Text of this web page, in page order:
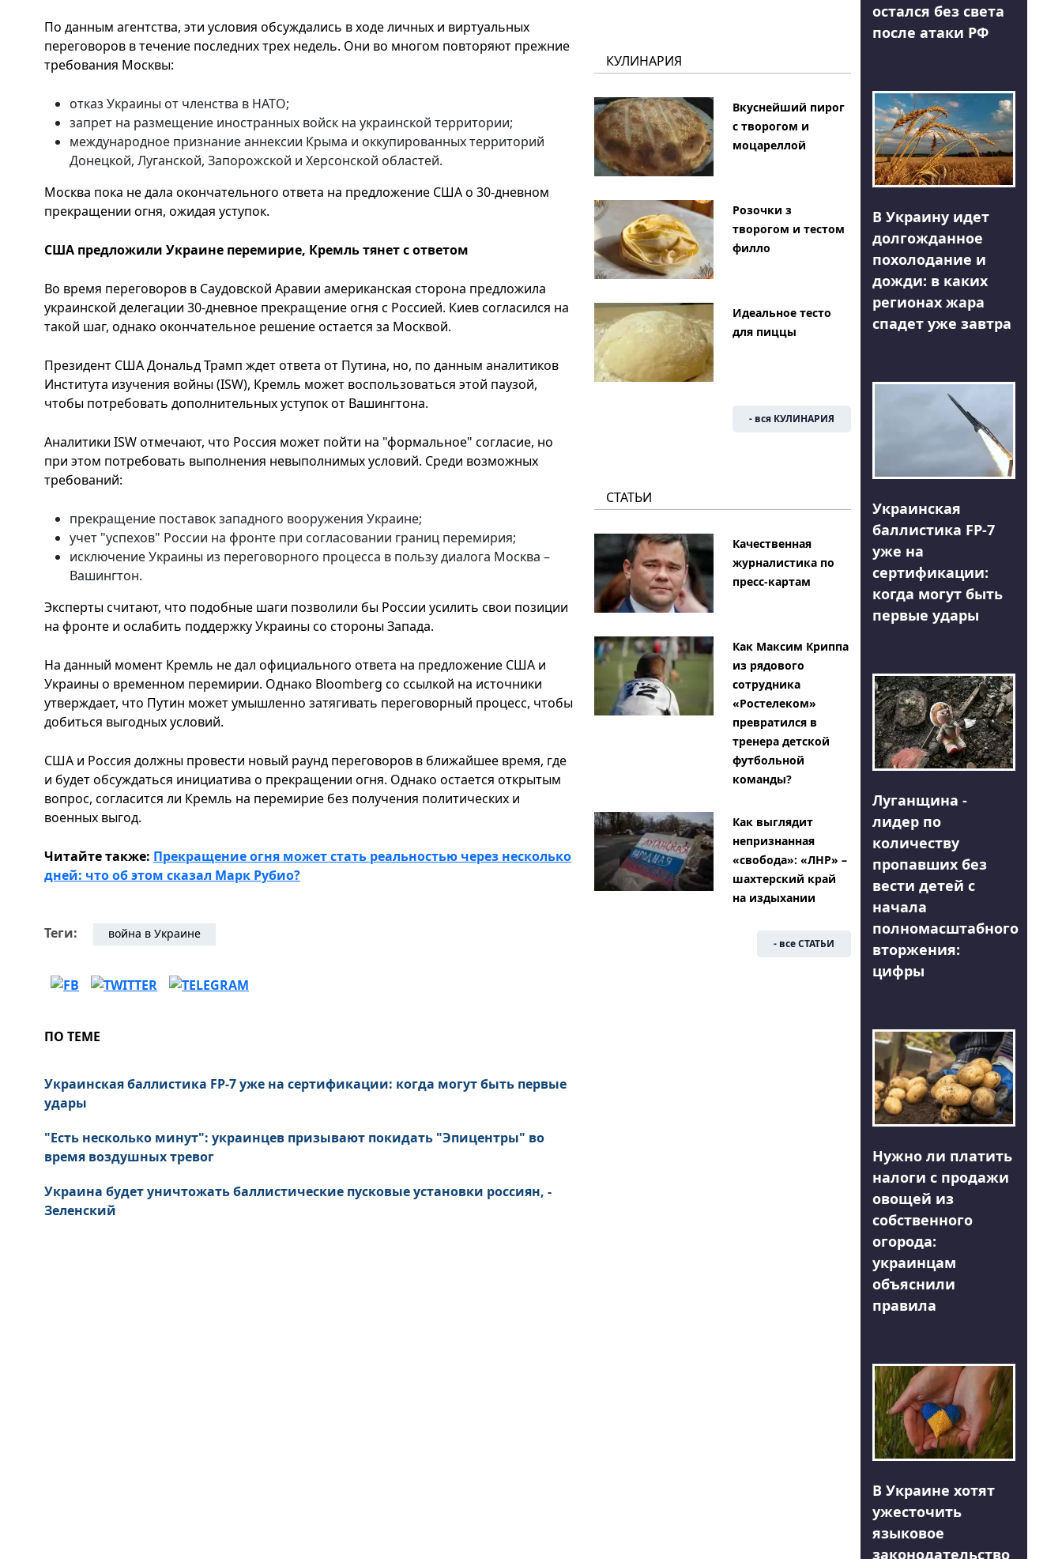
По данным агентства, эти условия обсуждались в ходе личных и виртуальных
переговоров в течение последних трех недель. Они во многом повторяют прежние
требования Москвы:
отказ Украины от членства в НАТО;
запрет на размещение иностранных войск на украинской территории;
международное признание аннексии Крыма и оккупированных территорий
Донецкой, Луганской, Запорожской и Херсонской областей.
Москва пока не дала окончательного ответа на предложение США о 30-дневном
прекращении огня, ожидая уступок.
США предложили Украине перемирие, Кремль тянет с ответом
Во время переговоров в Саудовской Аравии американская сторона предложила
украинской делегации 30-дневное прекращение огня с Россией. Киев согласился на
такой шаг, однако окончательное решение остается за Москвой.
Президент США Дональд Трамп ждет ответа от Путина, но, по данным аналитиков
Института изучения войны (ISW), Кремль может воспользоваться этой паузой,
чтобы потребовать дополнительных уступок от Вашингтона.
Аналитики ISW отмечают, что Россия может пойти на "формальное" согласие, но
при этом потребовать выполнения невыполнимых условий. Среди возможных
требований:
прекращение поставок западного вооружения Украине;
учет "успехов" России на фронте при согласовании границ перемирия;
исключение Украины из переговорного процесса в пользу диалога Москва –
Вашингтон.
Эксперты считают, что подобные шаги позволили бы России усилить свои позиции
на фронте и ослабить поддержку Украины со стороны Запада.
На данный момент Кремль не дал официального ответа на предложение США и
Украины о временном перемирии. Однако Bloomberg со ссылкой на источники
утверждает, что Путин может умышленно затягивать переговорный процесс, чтобы
добиться выгодных условий.
США и Россия должны провести новый раунд переговоров в ближайшее время, где
и будет обсуждаться инициатива о прекращении огня. Однако остается открытым
вопрос, согласится ли Кремль на перемирие без получения политических и
военных выгод.
Читайте также: Прекращение огня может стать реальностью через несколько
дней: что об этом сказал Марк Рубио?
Теги: война в Украине
ПО ТЕМЕ
Украинская баллистика FP-7 уже на сертификации: когда могут быть первые
удары
"Есть несколько минут": украинцев призывают покидать "Эпицентры" во
время воздушных тревог
Украина будет уничтожать баллистические пусковые установки россиян, -
Зеленский
КУЛИНАРИЯ
Вкуснейший пирог
с творогом и
моцареллой
Розочки з
творогом и тестом
филло
Идеальное тесто
для пиццы
- вся КУЛИНАРИЯ
СТАТЬИ
Качественная
журналистика по
пресс-картам
Как Максим Криппа
из рядового
сотрудника
«Ростелеком»
превратился в
тренера детской
футбольной
команды?
Как выглядит
непризнанная
«свобода»: «ЛНР» –
шахтерский край
на издыхании
- все СТАТЬИ
остался без света
после атаки РФ
В Украину идет
долгожданное
похолодание и
дожди: в каких
регионах жара
спадет уже завтра
Украинская
баллистика FP-7
уже на
сертификации:
когда могут быть
первые удары
Луганщина -
лидер по
количеству
пропавших без
вести детей с
начала
полномасштабного
вторжения:
цифры
Нужно ли платить
налоги с продажи
овощей из
собственного
огорода:
украинцам
объяснили
правила
В Украине хотят
ужесточить
языковое
законодательство